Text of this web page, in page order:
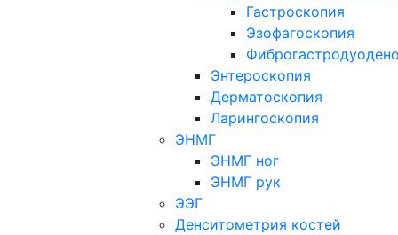
Гастроскопия
Эзофагоскопия
Энтероскопия
Дерматоскопия
Ларингоскопия
ЭНМГ
ЭНМГ ног
ЭНМГ рук
ЭЭГ
Денситометрия костей